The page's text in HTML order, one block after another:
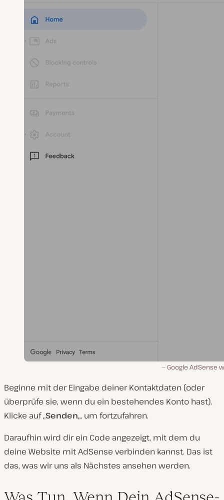
Google AdSense
Beginne mit der Eingabe deiner Kontaktdaten (oder
überprüfe sie, wenn du ein bestehendes Konto hast).
Klicke auf „Senden„, um fortzufahren.
Daraufhin wird dir ein Code angezeigt, mit dem du
deine Website mit AdSense verbinden kannst. Das ist
das, was wir uns als Nächstes ansehen werden.